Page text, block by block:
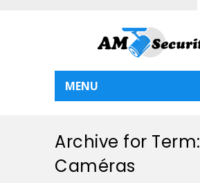
MENU
Archive for Term:
Caméras